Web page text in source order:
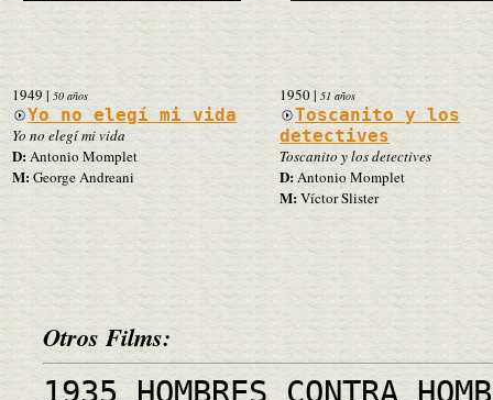
1949 | 50 años
Yo no elegí mi vida
Yo no elegí mi vida
D:Antonio Momplet
M: George Andreani
1950| 51 años
Toscanito y los
detectives
Toscanito y los detectives
D:Antonio Momplet
M:Víctor Slister
Otros Films:
1935 HOMBRES CONTRA